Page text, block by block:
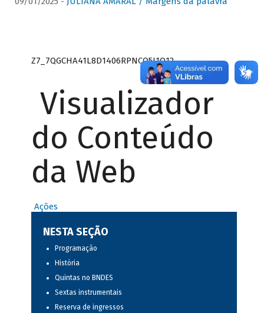
Z7_7QGCHA41L8D1406RPNCQ5J1O12
Visualizador
do Conteúdo
da Web
Ações
NESTA SEÇÃO
Programação
História
Quintas no BNDES
Sextas instrumentais
Reserva de ingressos